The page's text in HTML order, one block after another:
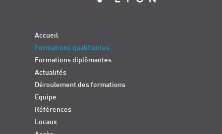
Accueil
Formations qualifiantes
Formations diplômantes
Actualités
Déroulement des formations
Equipe
Références
Locaux